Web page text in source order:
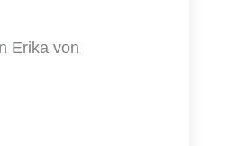
Erika von